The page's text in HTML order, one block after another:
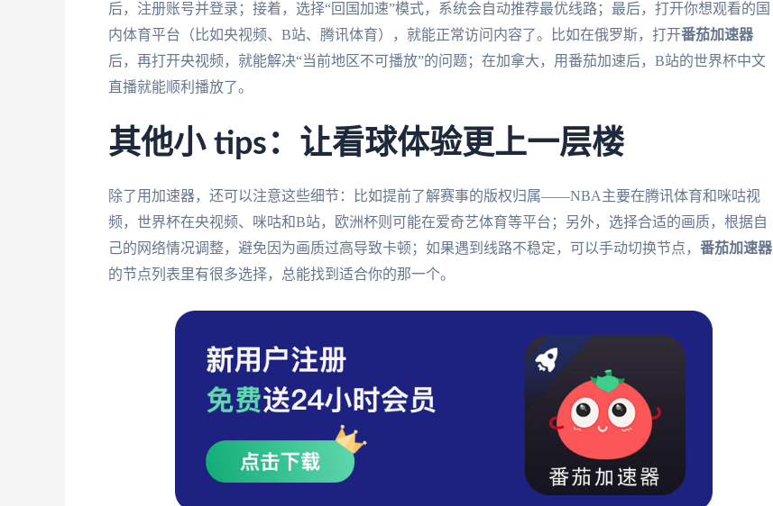
后，注册账号并登录；接着，选择“回国加速”模式，系统会自动推荐最优线路；最后，打开你想观看的国
内体育平台（比如央视频、B站、腾讯体育），就能正常访问内容了。比如在俄罗斯，打开番茄加速器
后，再打开央视频，就能解决“当前地区不可播放”的问题；在加拿大，用番茄加速后，B站的世界杯中文
直播就能顺利播放了。
其他小 tips：让看球体验更上一层楼
除了用加速器，还可以注意这些细节：比如提前了解赛事的版权归属——NBA主要在腾讯体育和咪咕视
频，世界杯在央视频、咪咕和B站，欧洲杯则可能在爱奇艺体育等平台；另外，选择合适的画质，根据自
己的网络情况调整，避免因为画质过高导致卡顿；如果遇到线路不稳定，可以手动切换节点， 番茄加速器
的节点列表里有很多选择，总能找到适合你的那一个。